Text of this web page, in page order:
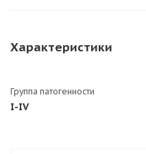
Характеристики
Группа патогенности
I-IV